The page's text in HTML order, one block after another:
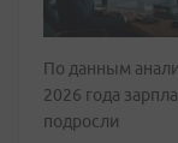
По данным
2026 года
подросли